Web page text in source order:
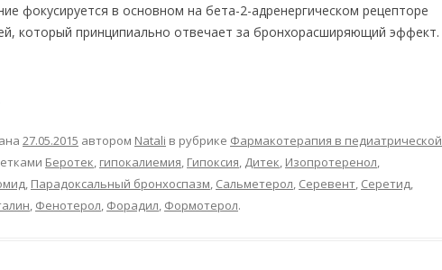
фокусируется в основном на бета-2-адренергическом рецепторе
который принципиально отвечает за бронхорасширяющий эффект.
27.05.2015 автором Natali в рубрике Фармакотерапия в педиатрической
Беротек, гипокалиемия, Гипоксия, Дитек, Изопротеренол,
, Парадоксальный бронхоспазм, Сальметерол, Серевент, Серетид,
, Фенотерол, Форадил, Формотерол.